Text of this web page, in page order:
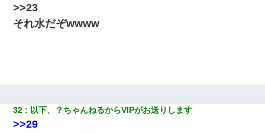
>>23
それ水だぞwwww
32 以下、？ちゃんねるからVIPがお送りします
>>29